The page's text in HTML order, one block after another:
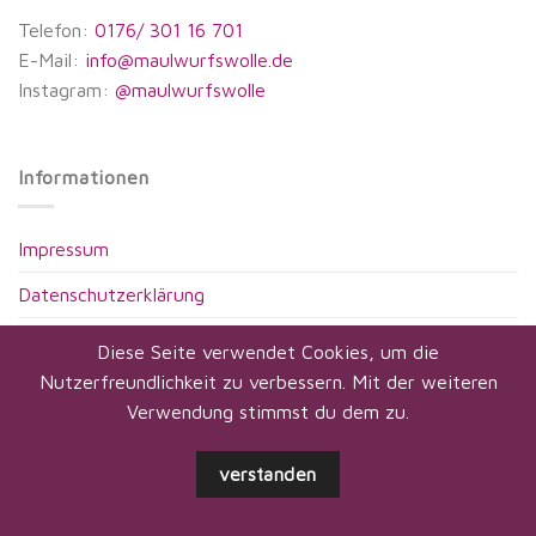
Telefon: 0176/ 301 16 701
E-Mail: info@maulwurfswolle.de
Instagram: @maulwurfswolle
Informationen
Impressum
Datenschutzerklärung
Widerrufsbelehrung
Diese Seite verwendet Cookies, um die
Nutzerfreundlichkeit zu verbessern. Mit der weiteren
Verwendung stimmst du dem zu.
verstanden